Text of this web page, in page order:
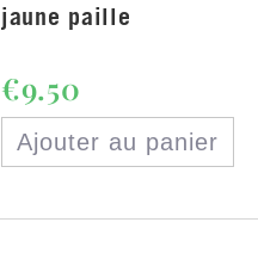
jaune paille
€9.50
Ajouter au panier